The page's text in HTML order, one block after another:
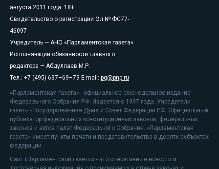
августа 2011 года. 18+
Свидетельство о регистрации Эл № ФС77-
46097
Учредитель — АНО «Парламентская газета»
Исполняющий обязанности главного
редактора — Абдуллаев М.Р.
Тел.: +7 (495) 637–69–79 E-mail: pg@pnp.ru
«Парламентская газета» - официальное еженедельное издание
Федерального Собрания РФ. Издается с 1997 года. Учредители
газеты - Государственная Дума и Совет Федерации РФ. Официальный
публикатор федеральных конституционных законов, федеральных
законов и актов палат Федерального Собрания. «Парламентская
газета» имеет пункты печати и представительства в десяти субъектах
федерации.
Сайт «Парламентской газеты» - это оперативные новости и